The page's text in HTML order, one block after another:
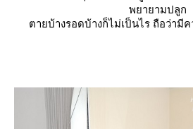
พยายามปลูก
ตายบ้างรอดบ้างก็ไม่เป็นไร ถือว่ามี